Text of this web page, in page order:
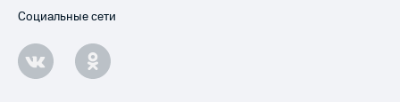
Социальные сети